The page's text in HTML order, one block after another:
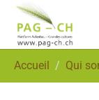
Accueil Qui